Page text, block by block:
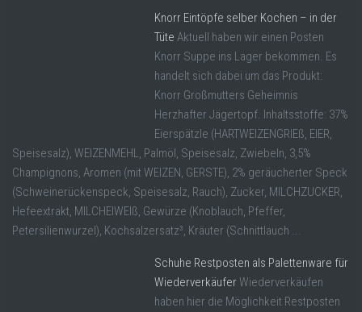
Knorr Eintöpfe selber Kochen – in der
Tüte Aktuell haben wir einen Posten
Knorr Suppe ins Lager bekommen. Es
handelt sich dabei um das Produkt:
Knorr Großmutters Geheimnis
Herzhafter Jägertopf. Inhaltsstoffe: 37%
Eierspätzle (HARTWEIZENGRIEß, EIER,
Speisesalz), WEIZENMEHL, Palmöl, Speisesalz, Zwiebeln, 3,5%
Champignons, Aromen (mit WEIZEN, GERSTE), 2% geräucherter Speck
(Schweinerückenspeck, Speisesalz, Rauch), Zucker, MILCHZUCKER,
Hefeextrakt, MILCHEIWEIß, Gewürze (Knoblauch, Pfeffer,
Petersilienwurzel), Kochsalzersatz³, Kräuter (Schnittlauch ...
Schuhe Restposten als Palettenware für
WiederverkäuferWiederverkäufen
haben hier die Möglichkeit Restposten